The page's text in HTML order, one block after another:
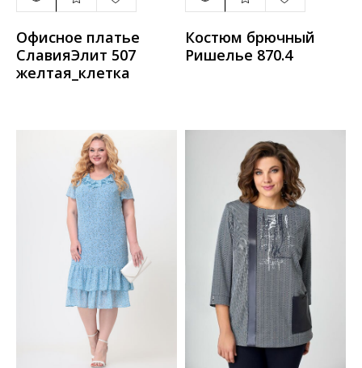
Офисное платье
СлавияЭлит 507
желтая_клетка
Костюм брючный
Ришелье 870.4